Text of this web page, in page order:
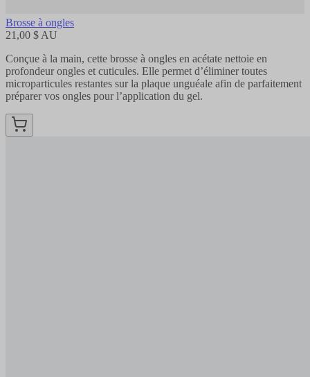
Brosse à ongles
21,00 $ AU
Conçue à la main, cette brosse à ongles en acétate nettoie en
profondeur ongles et cuticules. Elle permet d’éliminer toutes
microparticules restantes sur la plaque unguéale afin de parfaitement
préparer vos ongles pour l’application du gel.